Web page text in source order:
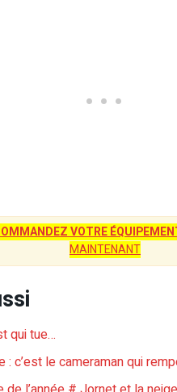
VOTRE
MAINTENANT
qui tue…
: c’est le cameraman qui